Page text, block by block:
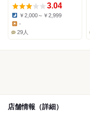
3.04
Dinner:
￥2,000～￥2,999
Lunch:
-
29人
店舗情報（詳細）